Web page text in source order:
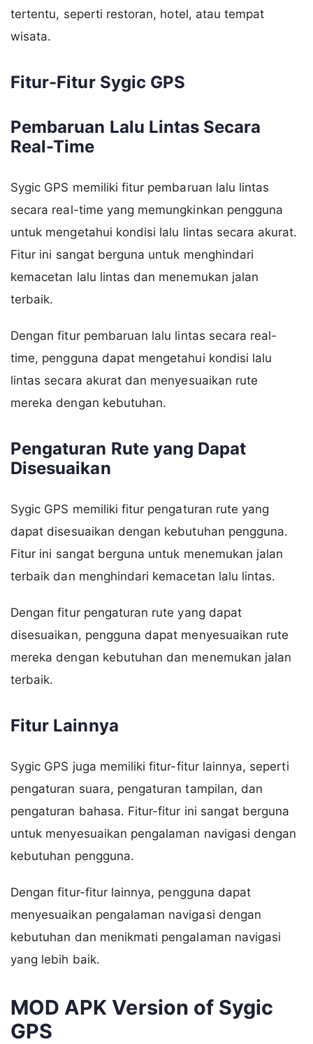
tertentu, seperti restoran, hotel, atau tempat
wisata.
Fitur-Fitur Sygic GPS
Pembaruan Lalu Lintas Secara
Real-Time
Sygic GPS memiliki fitur pembaruan lalu lintas
secara real-time yang memungkinkan pengguna
untuk mengetahui kondisi lalu lintas secara akurat.
Fitur ini sangat berguna untuk menghindari
kemacetan lalu lintas dan menemukan jalan
terbaik.
Dengan fitur pembaruan lalu lintas secara real-
time, pengguna dapat mengetahui kondisi lalu
lintas secara akurat dan menyesuaikan rute
mereka dengan kebutuhan.
Pengaturan Rute yang Dapat
Disesuaikan
Sygic GPS memiliki fitur pengaturan rute yang
dapat disesuaikan dengan kebutuhan pengguna.
Fitur ini sangat berguna untuk menemukan jalan
terbaik dan menghindari kemacetan lalu lintas.
Dengan fitur pengaturan rute yang dapat
disesuaikan, pengguna dapat menyesuaikan rute
mereka dengan kebutuhan dan menemukan jalan
terbaik.
Fitur Lainnya
Sygic GPS juga memiliki fitur-fitur lainnya, seperti
pengaturan suara, pengaturan tampilan, dan
pengaturan bahasa. Fitur-fitur ini sangat berguna
untuk menyesuaikan pengalaman navigasi dengan
kebutuhan pengguna.
Dengan fitur-fitur lainnya, pengguna dapat
menyesuaikan pengalaman navigasi dengan
kebutuhan dan menikmati pengalaman navigasi
yang lebih baik.
MOD APK Version of Sygic
GPS